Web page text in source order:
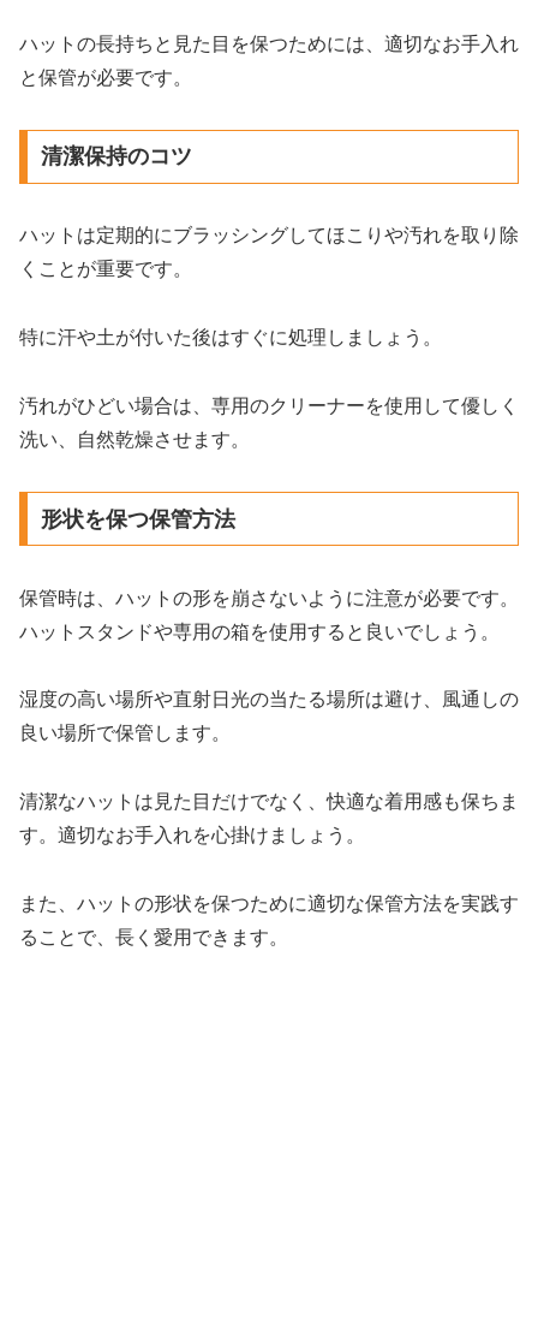
ハットの長持ちと見た目を保つためには、適切なお手入れ
と保管が必要です。
清潔保持のコツ
ハットは定期的にブラッシングしてほこりや汚れを取り除
くことが重要です。
特に汗や土が付いた後はすぐに処理しましょう。
汚れがひどい場合は、専用のクリーナーを使用して優しく
洗い、自然乾燥させます。
形状を保つ保管方法
保管時は、ハットの形を崩さないように注意が必要です。
ハットスタンドや専用の箱を使用すると良いでしょう。
湿度の高い場所や直射日光の当たる場所は避け、風通しの
良い場所で保管します。
清潔なハットは見た目だけでなく、快適な着用感も保ちま
す。適切なお手入れを心掛けましょう。
また、ハットの形状を保つために適切な保管方法を実践す
ることで、長く愛用できます。